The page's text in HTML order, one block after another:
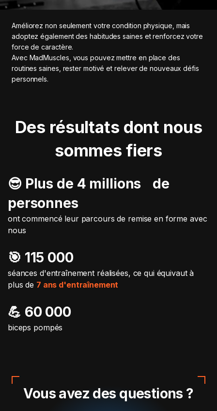
Améliorez non seulement votre condition physique, mais
adoptez également des habitudes saines et renforcez votre
force de caractère.
Avec MadMuscles, vous pouvez mettre en place des
routines saines, rester motivé et relever de nouveaux défis
personnels.
Des résultats dont nous
sommes fiers
😎 Plus de 4 millions de
personnes
ont commencé leur parcours de remise en forme avec
nous
🎯️ 115 000
séances d'entraînement réalisées, ce qui équivaut à
plus de 7 ans d'entraînement
💪 60 000
biceps pompés
Vous avez des questions ?